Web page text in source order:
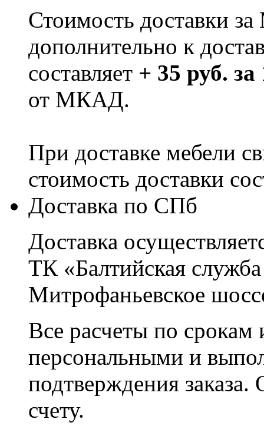
Стоимость доставки
дополнительно к
составляет + 35 руб.
от МКАД.
При доставке мебели
стоимость доставки
Доставка по СПб
Доставка
ТК «Балтийская
Митрофаньевское
Все расчеты по срокам
персональными и
подтверждения заказа.
счету.